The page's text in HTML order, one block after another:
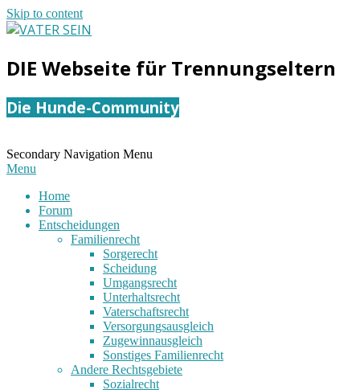
Skip to content
SEIN
DIE Webseite für Trennungseltern
Die Hunde-Community
Secondary Navigation Menu
Menu
Home
Forum
Entscheidungen
Familienrecht
Sorgerecht
Scheidung
Umgangsrecht
Unterhaltsrecht
Vaterschaftsrecht
Versorgungsausgleich
Zugewinnausgleich
Sonstiges Familienrecht
Andere Rechtsgebiete
Sozialrecht